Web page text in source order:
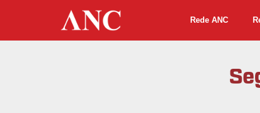
Rede ANC